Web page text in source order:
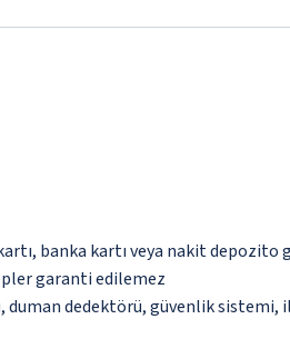
banka kartı veya nakit depozito
garanti edilemez
dedektörü, güvenlik sistemi,